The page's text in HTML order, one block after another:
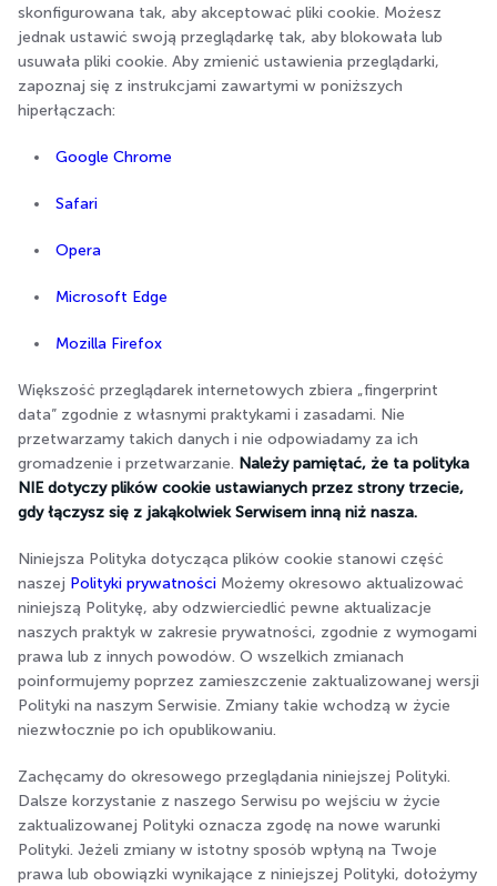
skonfigurowana tak, aby akceptować pliki cookie. Możesz
jednak ustawić swoją przeglądarkę tak, aby blokowała lub
usuwała pliki cookie. Aby zmienić ustawienia przeglądarki,
zapoznaj się z instrukcjami zawartymi w poniższych
hiperłączach:
Google Chrome
Safari
Opera
Microsoft Edge
Mozilla Firefox
Większość przeglądarek internetowych zbiera „fingerprint
data” zgodnie z własnymi praktykami i zasadami. Nie
przetwarzamy takich danych i nie odpowiadamy za ich
gromadzenie i przetwarzanie. Należy pamiętać, że ta polityka
NIE dotyczy plików cookie ustawianych przez strony trzecie,
gdy łączysz się z jakąkolwiek Serwisem inną niż nasza.
Niniejsza Polityka dotycząca plików cookie stanowi część
naszej Polityki prywatności Możemy okresowo aktualizować
niniejszą Politykę, aby odzwierciedlić pewne aktualizacje
naszych praktyk w zakresie prywatności, zgodnie z wymogami
prawa lub z innych powodów. O wszelkich zmianach
poinformujemy poprzez zamieszczenie zaktualizowanej wersji
Polityki na naszym Serwisie. Zmiany takie wchodzą w życie
niezwłocznie po ich opublikowaniu.
Zachęcamy do okresowego przeglądania niniejszej Polityki.
Dalsze korzystanie z naszego Serwisu po wejściu w życie
zaktualizowanej Polityki oznacza zgodę na nowe warunki
Polityki. Jeżeli zmiany w istotny sposób wpłyną na Twoje
prawa lub obowiązki wynikające z niniejszej Polityki, dołożymy